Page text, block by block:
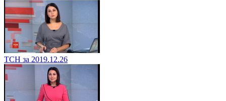
ТСН за 2019.12.26